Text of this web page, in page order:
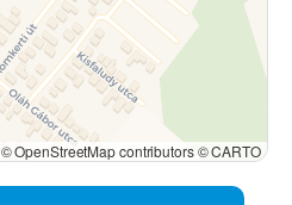
© OpenStreetMap contributors © CARTO